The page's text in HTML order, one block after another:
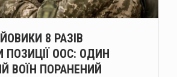
8 РАЗІВ
ПОЗИЦІЇ ООС: ОДИН
ВОЇН ПОРАНЕНИЙ